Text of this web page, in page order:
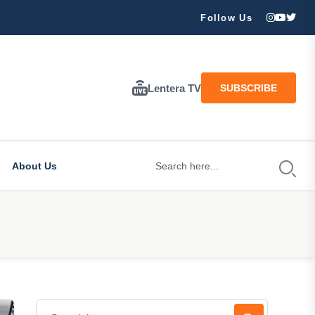
Follow Us
Lentera TV SUBSCRIBE
About Us